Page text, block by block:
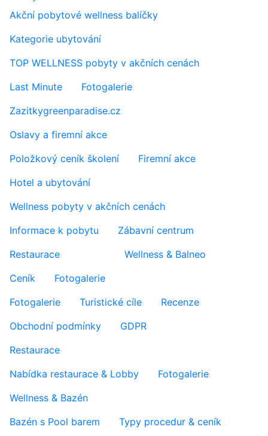
Akční pobytové wellness balíčky
Kategorie ubytování
TOP WELLNESS pobyty v akčních cenách
Last Minute
Fotogalerie
Zazitkygreenparadise.cz
Oslavy a firemní akce
Položkový ceník školení
Firemní akce
Hotel a ubytování
Wellness pobyty v akčních cenách
Informace k pobytu
Zábavní centrum
Restaurace
Ceník
Fotogalerie
Wellness & Balneo
Fotogalerie Turistické cíle
Recenze
Obchodní podmínky
GDPR
Restaurace
Nabídka restaurace & Lobby
Fotogalerie
Wellness & Bazén
Bazén s Pool barem
Typy procedur & ceník